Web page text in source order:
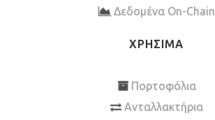
Δεδομένα On-Chain
ΧΡΗΣΙΜΑ
Πορτοφόλια
Ανταλλακτήρια